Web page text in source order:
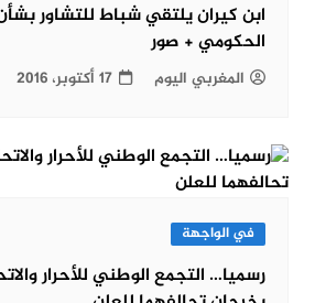
ابن كيران يلتقي شباط للتشاور
الحكومي + صور
المغربي اليوم 17 أكتوبر، 2016
في الواجهة
رسميا… التجمع الوطني للأحرار